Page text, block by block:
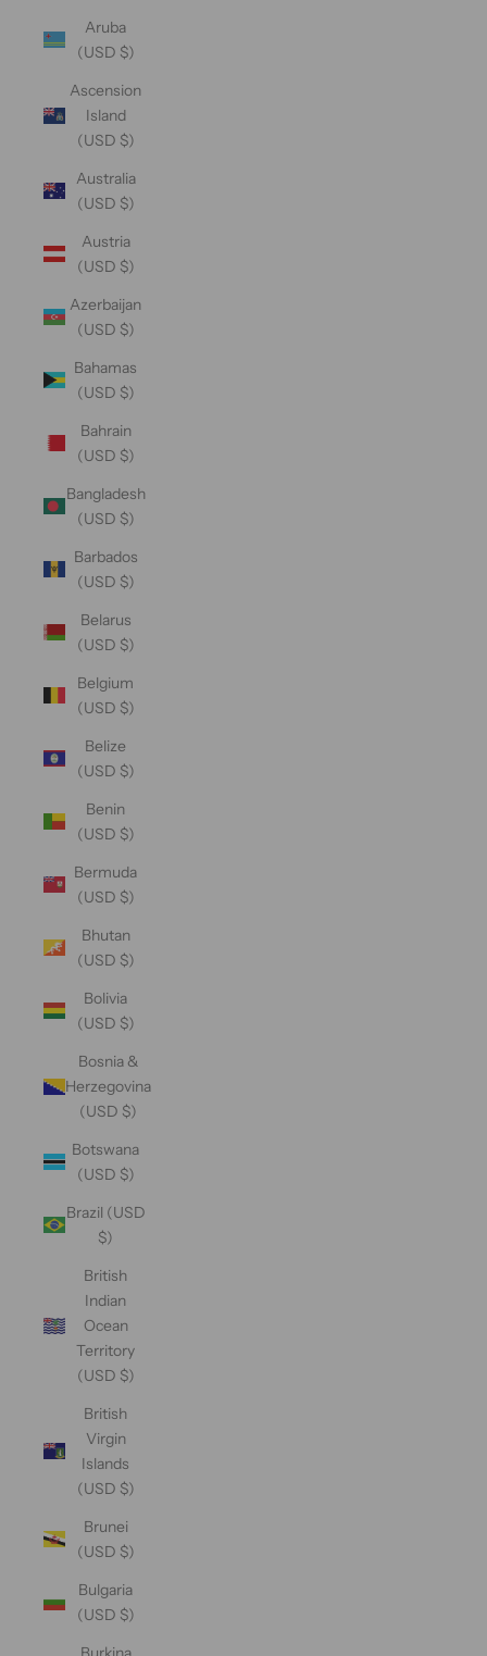
Aruba
(USD $)
Ascension
Island
(USD $)
Australia
(USD $)
Austria
(USD $)
Azerbaijan
(USD $)
Bahamas
(USD $)
Bahrain
(USD $)
Bangladesh
(USD $)
Barbados
(USD $)
Belarus
(USD $)
Belgium
(USD $)
Belize
(USD $)
Benin
(USD $)
Bermuda
(USD $)
Bhutan
(USD $)
Bolivia
(USD $)
Bosnia &
Herzegovina
(USD $)
Botswana
(USD $)
Brazil (USD
$)
British
Indian
Ocean
Territory
(USD $)
British
Virgin
Islands
(USD $)
Brunei
(USD $)
Bulgaria
(USD $)